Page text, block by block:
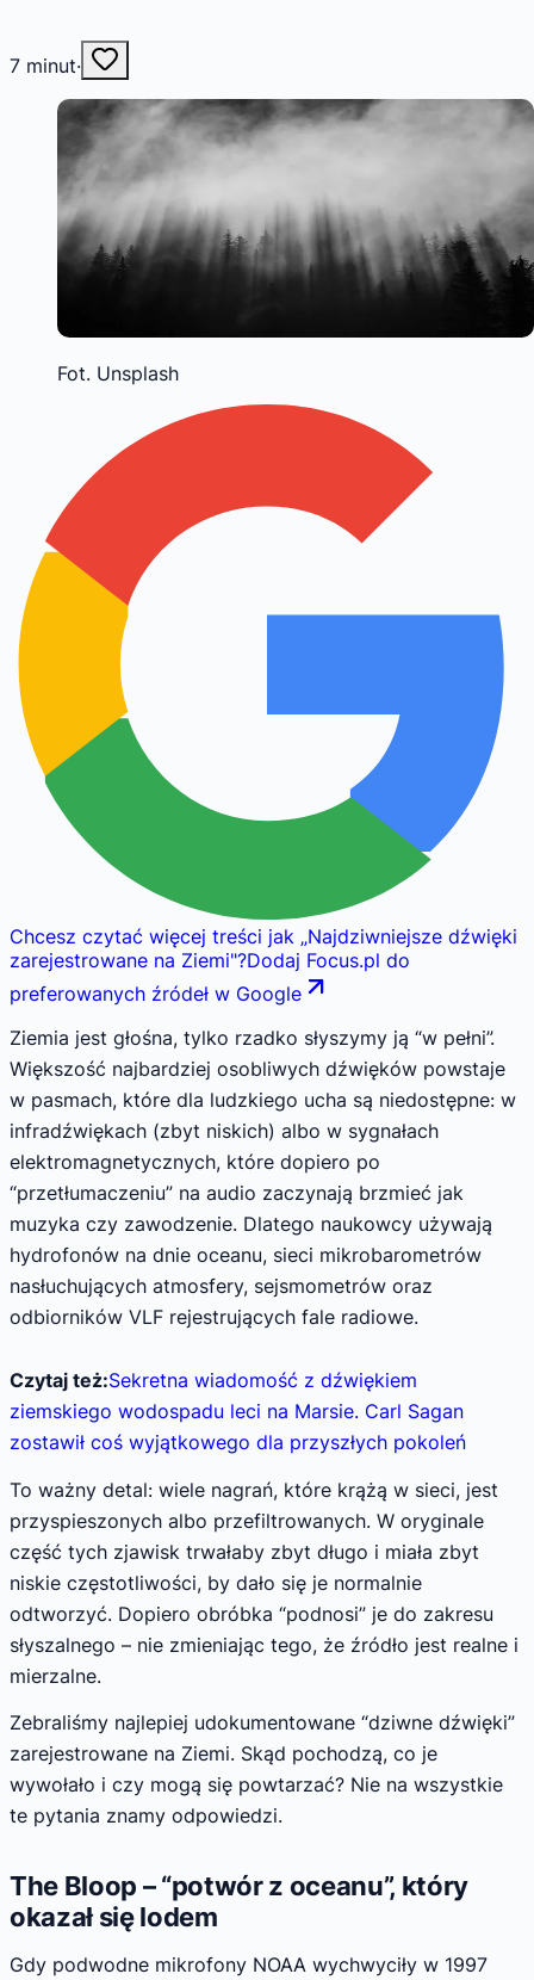
7 minut·
Fot. Unsplash
Chcesz czytać więcej treści jak „Najdziwniejsze dźwięki
zarejestrowane na Ziemi"?Dodaj Focus.pl do
preferowanych źródeł w Google
Ziemia jest głośna, tylko rzadko słyszymy ją “w pełni”.
Większość najbardziej osobliwych dźwięków powstaje
w pasmach, które dla ludzkiego ucha są niedostępne: w
infradźwiękach (zbyt niskich) albo w sygnałach
elektromagnetycznych, które dopiero po
“przetłumaczeniu” na audio zaczynają brzmieć jak
muzyka czy zawodzenie. Dlatego naukowcy używają
hydrofonów na dnie oceanu, sieci mikrobarometrów
nasłuchujących atmosfery, sejsmometrów oraz
odbiorników VLF rejestrujących fale radiowe.
Czytaj też:Sekretna wiadomość z dźwiękiem
ziemskiego wodospadu leci na Marsie. Carl Sagan
zostawił coś wyjątkowego dla przyszłych pokoleń
To ważny detal: wiele nagrań, które krążą w sieci, jest
przyspieszonych albo przefiltrowanych. W oryginale
część tych zjawisk trwałaby zbyt długo i miała zbyt
niskie częstotliwości, by dało się je normalnie
odtworzyć. Dopiero obróbka “podnosi” je do zakresu
słyszalnego – nie zmieniając tego, że źródło jest realne i
mierzalne.
Zebraliśmy najlepiej udokumentowane “dziwne dźwięki”
zarejestrowane na Ziemi. Skąd pochodzą, co je
wywołało i czy mogą się powtarzać? Nie na wszystkie
te pytania znamy odpowiedzi.
The Bloop – “potwór z oceanu”, który
okazał się lodem
Gdy podwodne mikrofony NOAA wychwyciły w 1997